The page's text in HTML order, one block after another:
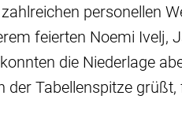
personellen
feierten Noemi Ivelj,
die Niederlage
Tabellenspitze